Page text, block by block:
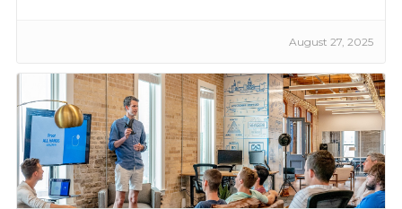
August 27, 2025